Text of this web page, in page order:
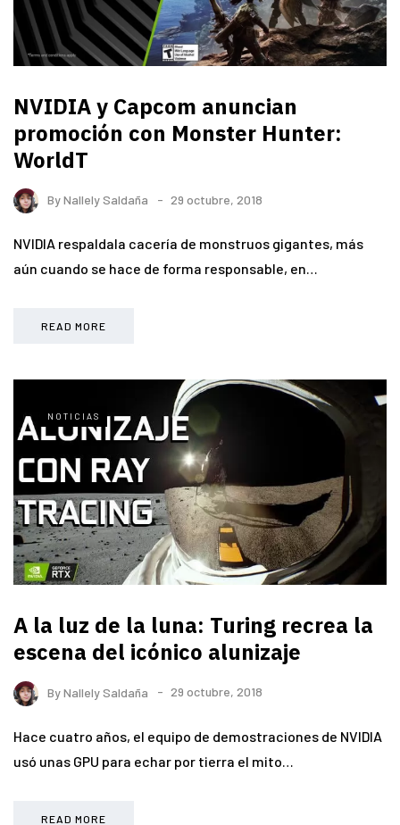
NVIDIA y Capcom anuncian
promoción con Monster Hunter:
WorldT
ByNallely Saldaña 29 octubre, 2018
NVIDIA respaldala cacería de monstruos gigantes, más
aún cuando se hace de forma responsable, en…
READ MORE
NOTICIAS
A la luz de la luna: Turing recrea la
escena del icónico alunizaje
ByNallely Saldaña 29 octubre, 2018
Hace cuatro años, el equipo de demostraciones de NVIDIA
usó unas GPU para echar por tierra el mito…
READ MORE